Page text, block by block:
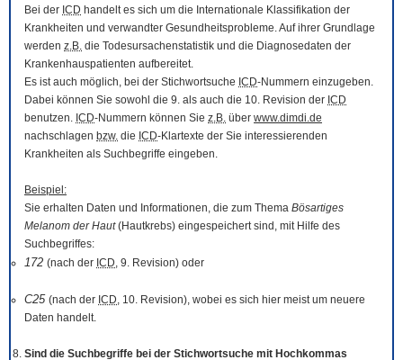
Bei der ICD handelt es sich um die Internationale Klassifikation der
Krankheiten und verwandter Gesundheitsprobleme. Auf ihrer Grundlage
werden z.B. die Todesursachenstatistik und die Diagnosedaten der
Krankenhauspatienten aufbereitet.
Es ist auch möglich, bei der Stichwortsuche ICD-Nummern einzugeben.
Dabei können Sie sowohl die 9. als auch die 10. Revision der ICD
benutzen. ICD-Nummern können Sie z.B. über www.dimdi.de
nachschlagen bzw. die ICD-Klartexte der Sie interessierenden
Krankheiten als Suchbegriffe eingeben.
Beispiel:
Sie erhalten Daten und Informationen, die zum Thema Bösartiges
Melanom der Haut(Hautkrebs) eingespeichert sind, mit Hilfe des
Suchbegriffes:
172 (nach der ICD, 9. Revision) oder
C25 (nach der ICD, 10. Revision), wobei es sich hier meist um neuere
Daten handelt.
Sind die Suchbegriffe bei der Stichwortsuche mit Hochkommas